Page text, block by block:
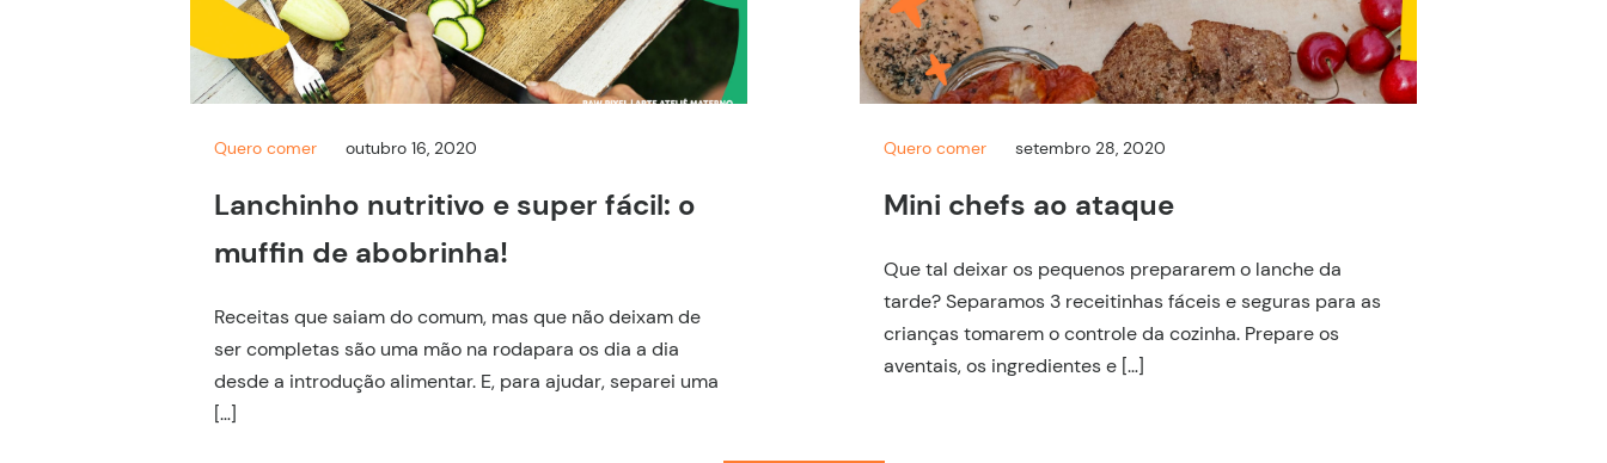
Quero comer outubro 16, 2020
Lanchinho nutritivo e super fácil: o
muffin de abobrinha!
Receitas que saiam do comum, mas que não deixam de
ser completas são uma mão na rodapara os dia a dia
desde a introdução alimentar. E, para ajudar, separei uma
[…]
Quero comer setembro 28, 2020
Mini chefs ao ataque
Que tal deixar os pequenos prepararem o lanche da
tarde? Separamos 3 receitinhas fáceis e seguras para as
crianças tomarem o controle da cozinha. Prepare os
aventais, os ingredientes e […]